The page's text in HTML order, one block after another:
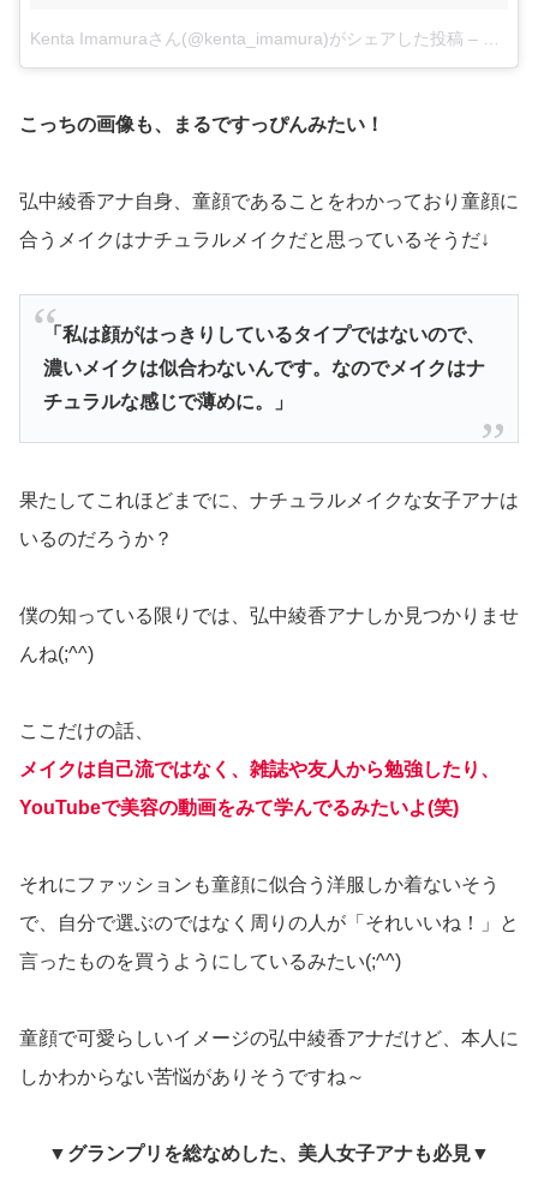
Kenta Imamuraさん(@kenta_imamura)がシェアした投稿 –
こっちの画像も、まるですっぴんみたい！
弘中綾香アナ自身、童顔であることをわかっており童顔に
合うメイクはナチュラルメイクだと思っているそうだ↓
「私は顔がはっきりしているタイプではないので、
濃いメイクは似合わないんです。なのでメイクはナ
チュラルな感じで薄めに。」
果たしてこれほどまでに、ナチュラルメイクな女子アナは
いるのだろうか？
僕の知っている限りでは、弘中綾香アナしか見つかりませ
んね(;^^)
ここだけの話、
メイクは自己流ではなく、雑誌や友人から勉強したり、
YouTubeで美容の動画をみて学んでるみたいよ(笑)
それにファッションも童顔に似合う洋服しか着ないそう
で、自分で選ぶのではなく周りの人が「それいいね！」と
言ったものを買うようにしているみたい(;^^)
童顔で可愛らしいイメージの弘中綾香アナだけど、本人に
しかわからない苦悩がありそうですね～
▼グランプリを総なめした、美人女子アナも必見▼